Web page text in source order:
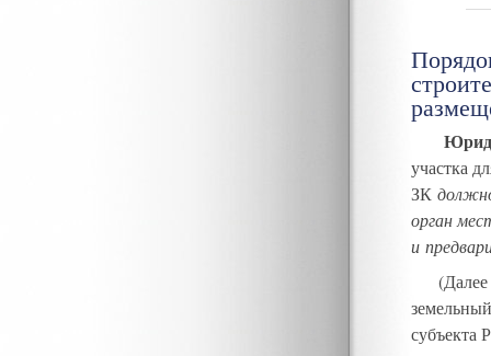
участка
ЗК
орган
и
(
субъекта